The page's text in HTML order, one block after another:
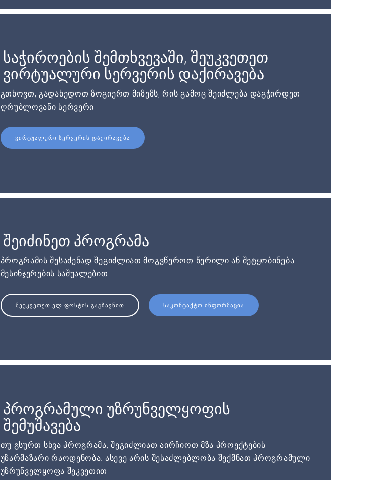
საჭიროების შემთხვევაში, შეუკვეთეთ
ვირტუალური სერვერის დაქირავება
გთხოვთ, გადახედოთ ზოგიერთ მიზეზს, რის გამოც შეიძლება დაგჭირდეთ
ღრუბლოვანი სერვერი.
ᲕᲘᲠᲢᲣᲐᲚᲣᲠᲘ ᲡᲔᲠᲕᲔᲠᲘᲡ ᲓᲐᲥᲘᲠᲐᲕᲔᲑᲐ
შეიძინეთ პროგრამა
პროგრამის შესაძენად შეგიძლიათ მოგვწეროთ წერილი ან შეტყობინება
მესინჯერების საშუალებით
ᲨᲔᲣᲙᲕᲔᲗᲔᲗ ᲔᲚ.ᲤᲝᲡᲢᲘᲡ ᲒᲐᲒᲖᲐᲕᲜᲘᲗ ᲡᲐᲙᲝᲜᲢᲐᲥᲢᲝ ᲘᲜᲤᲝᲠᲛᲐᲪᲘᲐ
პროგრამული უზრუნველყოფის
შემუშავება
თუ გსურთ სხვა პროგრამა, შეგიძლიათ აირჩიოთ მზა პროექტების
უზარმაზარი რაოდენობა. ასევე არის შესაძლებლობა შექმნათ პროგრამული
უზრუნველყოფა შეკვეთით.